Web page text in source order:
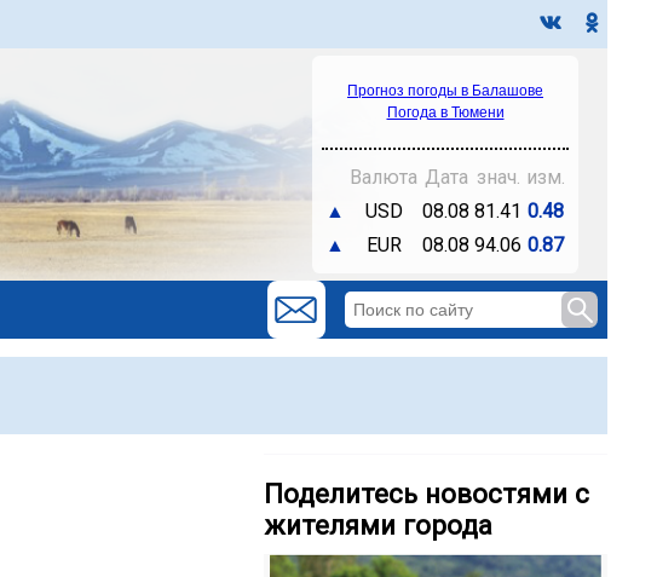
Прогноз погоды в Балашове
Погода в Тюмени
Валюта Дата знач. изм.
▲
USD 08.08 81.41 0.48
▲
EUR 08.08 94.06 0.87
Поделитесь новостями с
жителями города